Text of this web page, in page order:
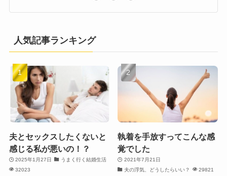
人気記事ランキング
夫とセックスしたくないと
感じる私が悪いの！？
2025年1月27日
うまく行く結婚生活
32023
執着を手放すってこんな感
覚でした
2021年7月21日
夫の浮気、どうしたらいい？
29821